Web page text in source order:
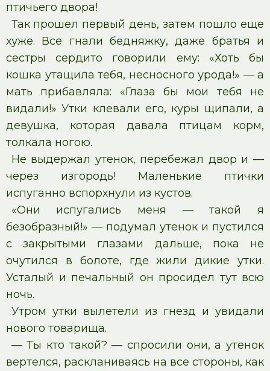
птичьего двора!
Так прошел первый день, затем пошло еще
хуже. Все гнали бедняжку, даже братья и
сестры сердито говорили ему: «Хоть бы
кошка утащила тебя, несносного урода!» — а
мать прибавляла: «Глаза бы мои тебя не
видали!» Утки клевали его, куры щипали, а
девушка, которая давала птицам корм,
толкала ногою.
Не выдержал утенок, перебежал двор и —
через изгородь! Маленькие птички
испуганно вспорхнули из кустов.
«Они испугались меня — такой я
безобразный!» — подумал утенок и пустился
с закрытыми глазами дальше, пока не
очутился в болоте, где жили дикие утки.
Усталый и печальный он просидел тут всю
ночь.
Утром утки вылетели из гнезд и увидали
нового товарища.
— Ты кто такой? — спросили они, а утенок
вертелся, раскланиваясь на все стороны, как